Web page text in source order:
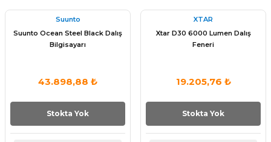
Tükendi
Suunto
Suunto Ocean Steel Black Dalış
Bilgisayarı
43.898,88 ₺
Stokta Yok
Tükendi
XTAR
Xtar D30 6000 Lumen Dalış
Feneri
19.205,76 ₺
Stokta Yok